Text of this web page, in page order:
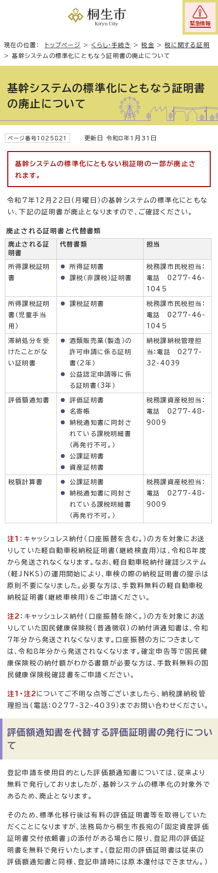
緊急情報
現在の位置： トップページ > くらし・手続き >税金 >税に関する証明
>基幹システムの標準化にともなう証明書の廃止について
基幹システムの標準化にともなう証明書
の廃止について
ページ番号1025821 更新日 令和8年1月31日
基幹システムの標準化にともない税証明の一部が廃止さ
れます。
令和7年12月22日（月曜日）の基幹システムの標準化にともな
い、下記の証明書が廃止となりますので、ご確認ください。
廃止される証明書と代替書類
廃止される証
明書
代替書類 担当
所得課税証明
書
所得証明書
課税（非課税）証明書
税務課市民税担当：
電話 0277-46-
1045
所得課税証明
書（児童手当
用）
課税証明書
税務課市民税担当：
電話 0277-46-
1045
滞納処分を受
けたことがな
い証明書
酒類販売業（製造）の
許可申請に係る証明
書（2年）
公益認定申請等に係
る証明書（3年）
納税課納税管理担
当：電話 0277-
32-4039
評価額通知書
評価証明書
名寄帳
納税通知書に同封さ
れている課税明細書
（再発行不可。）
公課証明書
資産証明書
税務課資産税担当：
電話 0277-48-
9009
税額計算書
公課証明書
納税通知書に同封さ
れている課税明細書
（再発行不可。）
税務課資産税担当：
電話 0277-48-
9009
注1 ：キャッシュレス納付（口座振替を含む。）の方を対象にお送
りしていた軽自動車税納税証明書（継続検査用）は、令和8年度
から発送されなくなります。なお、軽自動車税納付確認システム
（軽JNKS）の運用開始により、車検の際の納税証明書の提示は
原則不要になりました。必要な方は、手数料無料の軽自動車税
納税証明書（継続車検用）をご申請ください。
注2 ：キャッシュレス納付（口座振替を除く。）の方を対象にお送
りしていた国民健康保険税（普通徴収）の納付済通知書は、令和
7年分から発送されなくなります。口座振替の方につきまして
は、令和8年分から発送されなくなります。確定申告等で国民健
康保険税の納付額がわかる書類が必要な方は、手数料無料の国
民健康保険税確認書をご申請ください。
注1 ・ 注2 についてご不明な点等ございましたら、納税課納税管
理担当（電話：0277-32-4039）までお問い合わせください。
評価額通知書を代替する評価証明書の発行につい
て
登記申請を使用目的とした評価額通知書については、従来より
無料で発行しておりましたが、基幹システムの標準化の対象外で
あるため、廃止となります。
そのため、標準化移行後は有料の評価証明書等を取得していた
だくことになりますが、法務局から桐生市長宛の「固定資産評価
証明書交付依頼書」の添付がある場合に限り、登記用の評価証
明書を無料で発行いたします。（登記用の評価証明書は従来の
評価額通知書と同様、登記申請時には原本還付はできません。）